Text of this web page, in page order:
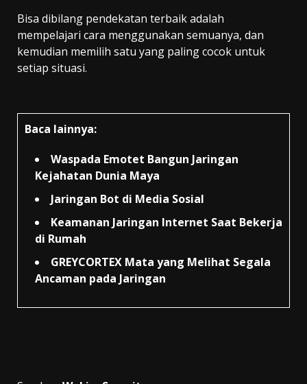
Bisa dibilang pendekatan terbaik adalah
mempelajari cara menggunakan semuanya, dan
kemudian memilih satu yang paling cocok untuk
setiap situasi.
Baca lainnya:
Waspada Emotet Bangun Jaringan
Kejahatan Dunia Maya
Jaringan Bot di Media Sosial
Keamanan Jaringan Internet Saat Bekerja
di Rumah
GREYCORTEX Mata yang Melihat Segala
Ancaman pada Jaringan